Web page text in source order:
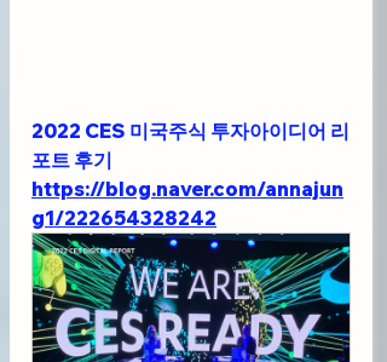
2022 CES 미국주식 투자아이디어 리
포트 후기
https://blog.naver.com/annajun
g1/222654328242